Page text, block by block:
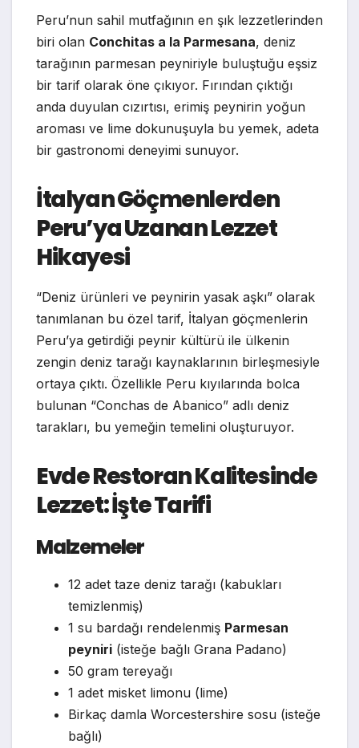
Peru’nun sahil mutfağının en şık lezzetlerinden
biri olan Conchitas a la Parmesana, deniz
tarağının parmesan peyniriyle buluştuğu eşsiz
bir tarif olarak öne çıkıyor. Fırından çıktığı
anda duyulan cızırtısı, erimiş peynirin yoğun
aroması ve lime dokunuşuyla bu yemek, adeta
bir gastronomi deneyimi sunuyor.
İtalyan Göçmenlerden
Peru’ya Uzanan Lezzet
Hikayesi
“Deniz ürünleri ve peynirin yasak aşkı” olarak
tanımlanan bu özel tarif, İtalyan göçmenlerin
Peru’ya getirdiği peynir kültürü ile ülkenin
zengin deniz tarağı kaynaklarının birleşmesiyle
ortaya çıktı. Özellikle Peru kıyılarında bolca
bulunan “Conchas de Abanico” adlı deniz
tarakları, bu yemeğin temelini oluşturuyor.
Evde Restoran Kalitesinde
Lezzet: İşte Tarifi
Malzemeler
12 adet taze deniz tarağı (kabukları
temizlenmiş)
1 su bardağı rendelenmiş Parmesan
peyniri (isteğe bağlı Grana Padano)
50 gram tereyağı
1 adet misket limonu (lime)
Birkaç damla Worcestershire sosu (isteğe
bağlı)